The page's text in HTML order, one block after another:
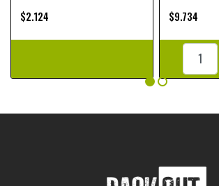
$2.124 $9.734